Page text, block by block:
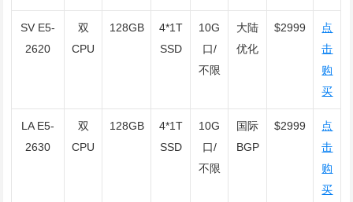
SV E5-
2620
双
CPU
128GB
4*1T
SSD
10G
口/
不限
大陆
优化
$2999
点
击
购
买
LA E5-
2630
双
CPU
128GB
4*1T
SSD
10G
口/
不限
国际
BGP
$2999
点
击
购
买